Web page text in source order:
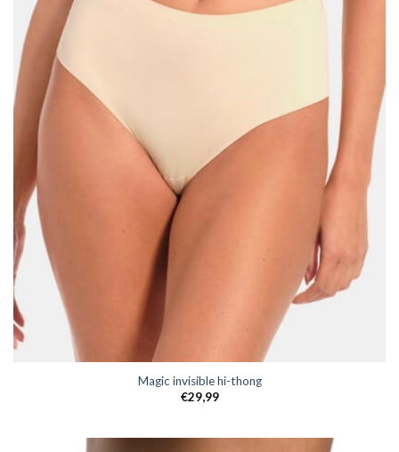
Magic invisible hi-thong
€29,99